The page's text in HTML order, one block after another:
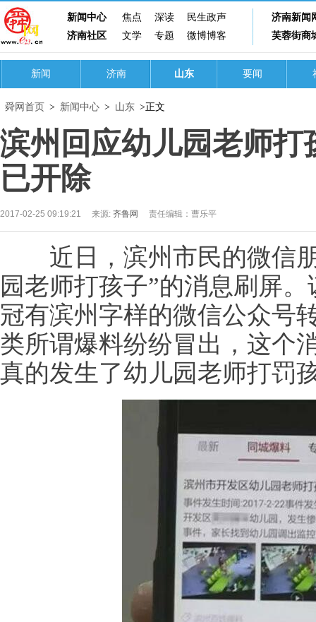
新闻中心 焦点 深读 民生政声
济南新闻
济南社区
文学 专题 微博博客 芙蓉街商
新闻 济南 山东 要闻
舜网首页 > 新闻中心 > 山东 >正文
滨州回应幼儿园老师
已开除
2017-02-25 09:19:21 来源: 齐鲁网 责任编辑：曹乐平
近日，滨州市民的微信朋
园老师打孩子”的消息刷屏
冠有滨州字样的微信公众号
类所谓爆料纷纷冒出，这个
真的发生了幼儿园老师打罚